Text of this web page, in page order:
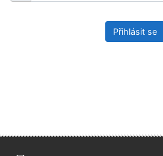
Přihlásit se